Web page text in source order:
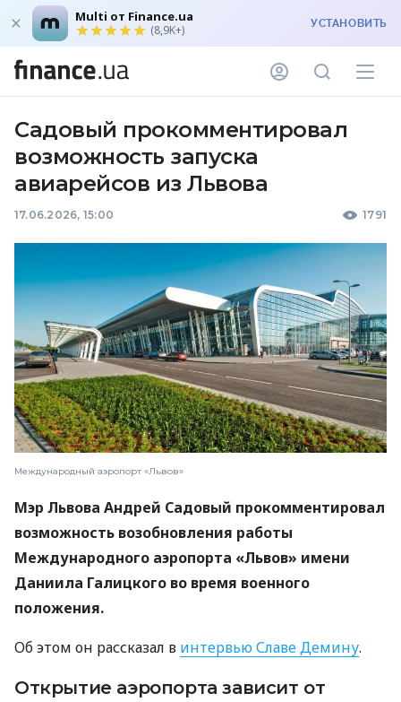
Multi от Finance.ua
(8,9K+) УСТАНОВИТЬ
Садовый прокомментировал
возможность запуска
авиарейсов из Львова
17.06.2026, 15:00 1791
Международный аэропорт «Львов»
Мэр Львова Андрей Садовый прокомментировал
возможность возобновления работы
Международного аэропорта «Львов» имени
Даниила Галицкого во время военного
положения.
Об этом он рассказал в интервью Славе Демину.
Открытие аэропорта зависит от